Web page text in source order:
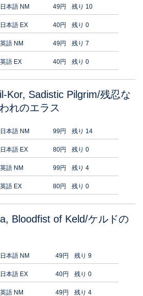
日本語 NM 49円 残り 10
日本語 EX 40円 残り 0
英語 NM 49円 残り 7
英語 EX 40円 残り 0
Kor, Sadistic Pilgrim/残忍な
れのエラス
日本語 NM 99円 残り 14
日本語 EX 80円 残り 0
英語 NM 99円 残り 4
英語 EX 80円 残り 0
Bloodfist of Keld/ケルドの
日本語 NM 49円 残り 9
日本語 EX 40円 残り 0
英語 NM 49円 残り 4